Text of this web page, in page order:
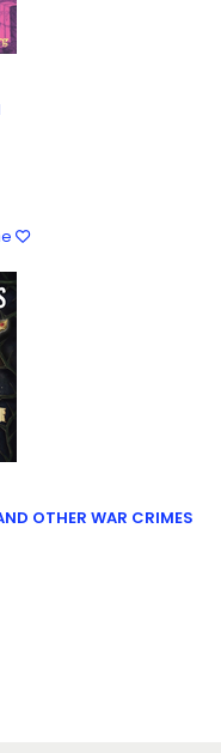
OTHER WAR CRIMES